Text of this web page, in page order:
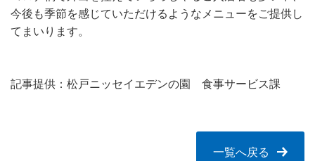
今後も季節を感じていただけるようなメニューをご提供し
てまいります。
記事提供：松戸ニッセイエデンの園 食事サービス課
一覧へ戻る